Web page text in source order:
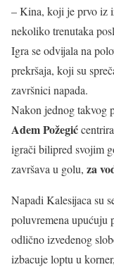
– Kina, koji je prvo iz
nekoliko trenutaka
Igra se odvijala na
prekršaja, koji su
završnici napada.
Nakon jednog takvog
Adem Požegić
igrači bilipred svojim
završava u golu, za
Napadi Kalesijaca su
poluvremena upućuju
odlično izvedenog
izbacuje loptu u